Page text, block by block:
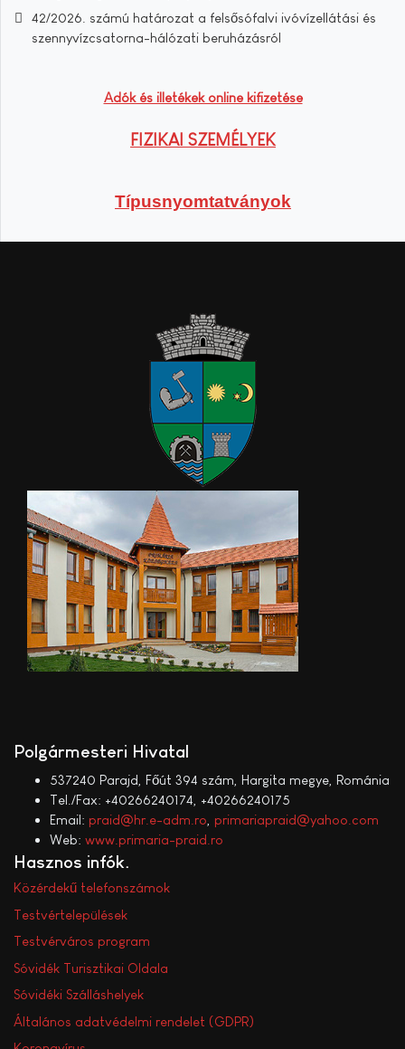
42/2026. számú határozat a felsősófalvi ivóvízellátási és
szennyvízcsatorna-hálózati beruházásról
Adók és illetékek online kifizetése
FIZIKAI SZEMÉLYEK
Típusnyomtatványok
Polgármesteri Hivatal
537240 Parajd, Főút 394 szám, Hargita megye, Románia
Tel./Fax: +40266240174, +40266240175
Email: praid@hr.e-adm.ro primariapraid@yahoo.com
Web: www.primaria-praid.ro
Hasznos infók
Közérdekű telefonszámok
Testvértelepülések
Testvérváros program
Sóvidék Turisztikai Oldala
Sóvidéki Szálláshelyek
Általános adatvédelmi rendelet (GDPR)